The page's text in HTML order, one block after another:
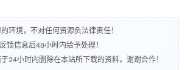
环境，不对任何资源负法律责任！
馈信息后48小时内给予处理！
24小时内删除在本站所下载的资料，谢谢合作！